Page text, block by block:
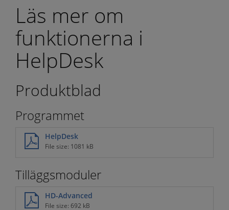
Läs mer om
funktionerna i
HelpDesk
Produktblad
Programmet
HelpDesk
File size: 1081 kB
Tilläggsmoduler
HD-Advanced
File size: 692 kB